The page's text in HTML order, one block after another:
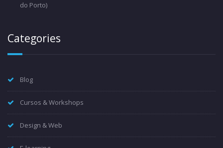
do Porto)
Categories
Blog
Cursos & Workshops
Design & Web